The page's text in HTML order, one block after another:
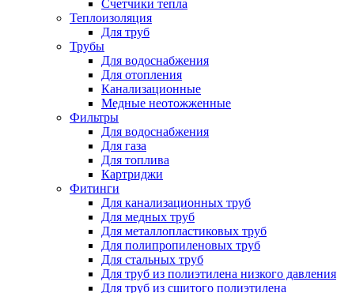
Счетчики тепла
Теплоизоляция
Для труб
Трубы
Для водоснабжения
Для отопления
Канализационные
Медные неотожженные
Фильтры
Для водоснабжения
Для газа
Для топлива
Картриджи
Фитинги
Для канализационных труб
Для медных труб
Для металлопластиковых труб
Для полипропиленовых труб
Для стальных труб
Для труб из полиэтилена низкого давления
Для труб из сшитого полиэтилена